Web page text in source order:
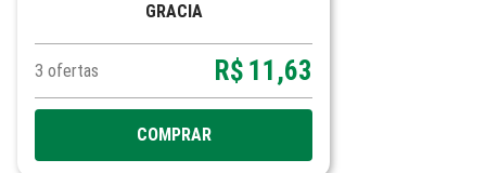
GRACIA
3 ofertas R$ 11,63
COMPRAR